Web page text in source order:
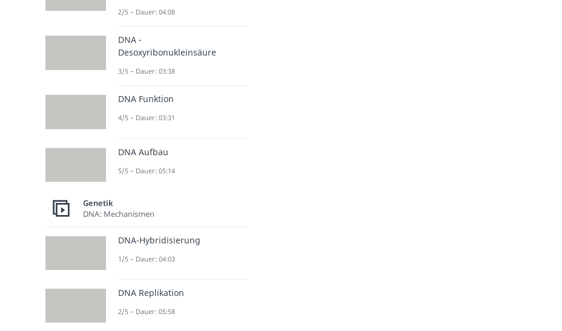
2/5 – Dauer: 04:08
DNA -
Desoxyribonukleinsäure
3/5 – Dauer: 03:38
DNA Funktion
4/5 – Dauer: 03:31
DNA Aufbau
5/5 – Dauer: 05:14
Genetik
DNA: Mechanismen
DNA-Hybridisierung
1/5 – Dauer: 04:03
DNA Replikation
2/5 – Dauer: 05:58